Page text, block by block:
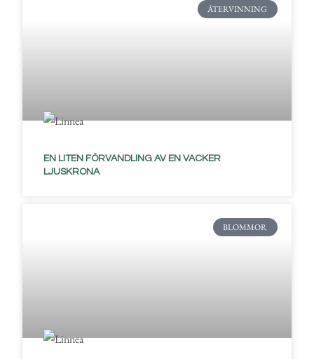
ÅTERVINNING
EN LITEN FÖRVANDLING AV EN VACKER
LJUSKRONA
BLOMMOR